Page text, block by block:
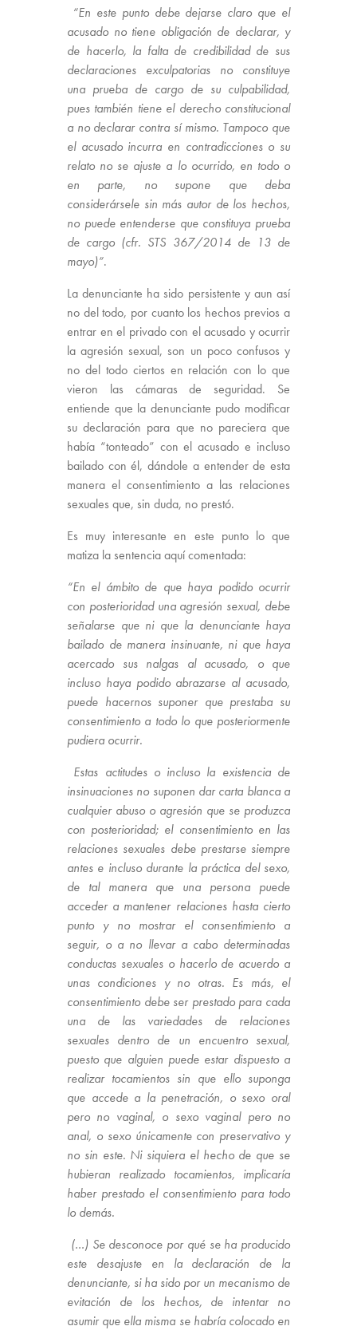
“En este punto debe dejarse claro que el
acusado no tiene obligación de declarar, y
de hacerlo, la falta de credibilidad de sus
declaraciones exculpatorias no constituye
una prueba de cargo de su culpabilidad,
pues también tiene el derecho constitucional
a no declarar contra sí mismo. Tampoco que
el acusado incurra en contradicciones o su
relato no se ajuste a lo ocurrido, en todo o
en parte, no supone que deba
considerársele sin más autor de los hechos,
no puede entenderse que constituya prueba
de cargo (cfr. STS 367/2014 de 13 de
mayo)”.
La denunciante ha sido persistente y aun así
no del todo, por cuanto los hechos previos a
entrar en el privado con el acusado y ocurrir
la agresión sexual, son un poco confusos y
no del todo ciertos en relación con lo que
vieron las cámaras de seguridad. Se
entiende que la denunciante pudo modificar
su declaración para que no pareciera que
había “tonteado” con el acusado e incluso
bailado con él, dándole a entender de esta
manera el consentimiento a las relaciones
sexuales que, sin duda, no prestó.
Es muy interesante en este punto lo que
matiza la sentencia aquí comentada:
“En el ámbito de que haya podido ocurrir
con posterioridad una agresión sexual, debe
señalarse que ni que la denunciante haya
bailado de manera insinuante, ni que haya
acercado sus nalgas al acusado, o que
incluso haya podido abrazarse al acusado,
puede hacernos suponer que prestaba su
consentimiento a todo lo que posteriormente
pudiera ocurrir.
Estas actitudes o incluso la existencia de
insinuaciones no suponen dar carta blanca a
cualquier abuso o agresión que se produzca
con posterioridad; el consentimiento en las
relaciones sexuales debe prestarse siempre
antes e incluso durante la práctica del sexo,
de tal manera que una persona puede
acceder a mantener relaciones hasta cierto
punto y no mostrar el consentimiento a
seguir, o a no llevar a cabo determinadas
conductas sexuales o hacerlo de acuerdo a
unas condiciones y no otras. Es más, el
consentimiento debe ser prestado para cada
una de las variedades de relaciones
sexuales dentro de un encuentro sexual,
puesto que alguien puede estar dispuesto a
realizar tocamientos sin que ello suponga
que accede a la penetración, o sexo oral
pero no vaginal, o sexo vaginal pero no
anal, o sexo únicamente con preservativo y
no sin este. Ni siquiera el hecho de que se
hubieran realizado tocamientos, implicaría
haber prestado el consentimiento para todo
lo demás.
(…) Se desconoce por qué se ha producido
este desajuste en la declaración de la
denunciante, si ha sido por un mecanismo de
evitación de los hechos, de intentar no
asumir que ella misma se habría colocado en